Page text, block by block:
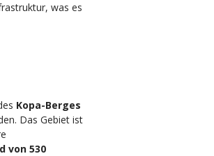
was es
Kopa-Berges
Das Gebiet ist
von 530